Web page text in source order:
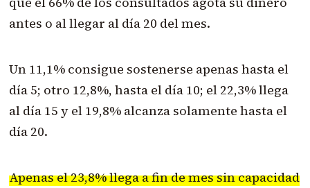
antes o al llegar al día 20 del mes.
Un 11,1% consigue sostenerse apenas hasta el
día 5; otro 12,8%, hasta el día 10; el 22,3% llega
al día 15 y el 19,8% alcanza solamente hasta el
día 20.
Apenas el 23,8% llega a fin de mes sin capacidad